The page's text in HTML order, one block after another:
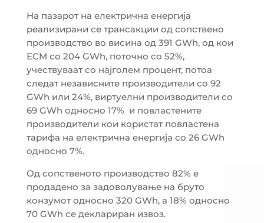
На пазарот на електрична енергија
реализирани се трансакции од сопствено
производство во висина од 391 GWh, од кои
ЕСМ со 204 GWh, поточно со 52%,
учествуваат со најголем процент, потоа
следат независните производители со 92
GWh или 24%, виртуелни производители со
69 GWh односно 17% и повластените
производители кои користат повластена
тарифа на електрична енергија со 26 GWh
односно 7%.
Од сопственото производство 82% е
продадено за задоволување на бруто
конзумот односно 320 GWh, а 18% односно
70 GWh се деклариран извоз.